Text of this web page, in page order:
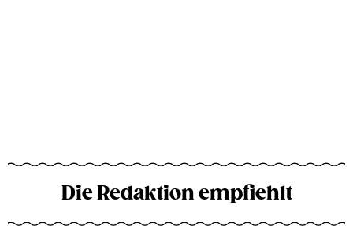
Die Redaktion empfiehlt